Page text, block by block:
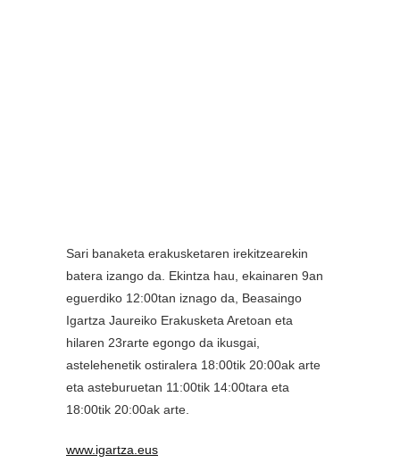
Sari banaketa erakusketaren irekitzearekin
batera izango da. Ekintza hau, ekainaren 9an
eguerdiko 12:00tan iznago da, Beasaingo
Igartza Jaureiko Erakusketa Aretoan eta
hilaren 23rarte egongo da ikusgai,
astelehenetik ostiralera 18:00tik 20:00ak arte
eta asteburuetan 11:00tik 14:00tara eta
18:00tik 20:00ak arte.
www.igartza.eus